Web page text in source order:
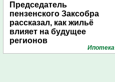
Председатель
пензенского Заксобра
рассказал, как жильё
влияет на будущее
регионов
Ипотека